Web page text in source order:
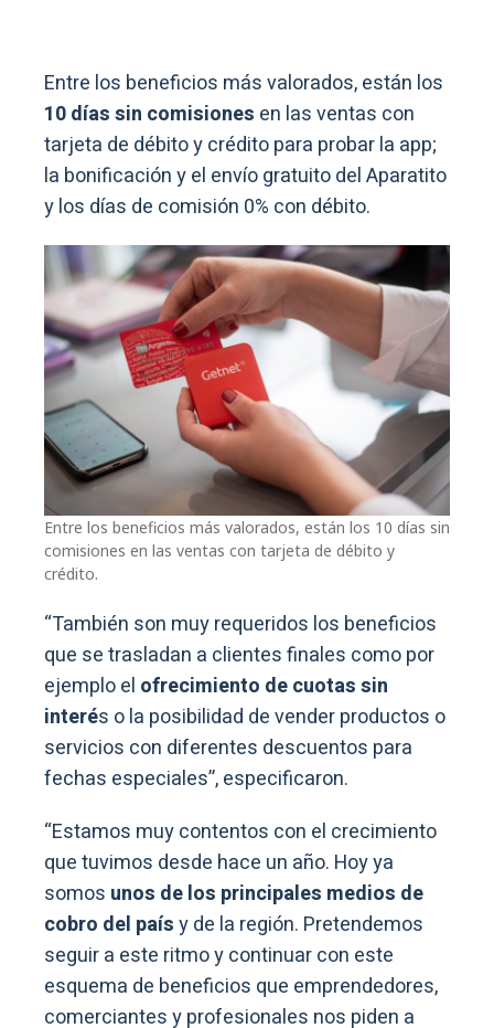
Entre los beneficios más valorados, están los
10 días sin comisiones en las ventas con
tarjeta de débito y crédito para probar la app;
la bonificación y el envío gratuito del Aparatito
y los días de comisión 0% con débito.
Entre los beneficios más valorados, están los 10 días sin
comisiones en las ventas con tarjeta de débito y
crédito.
“También son muy requeridos los beneficios
que se trasladan a clientes finales como por
ejemplo el ofrecimiento de cuotas sin
interés o la posibilidad de vender productos o
servicios con diferentes descuentos para
fechas especiales”, especificaron.
“Estamos muy contentos con el crecimiento
que tuvimos desde hace un año. Hoy ya
somos unos de los principales medios de
cobro del paísy de la región. Pretendemos
seguir a este ritmo y continuar con este
esquema de beneficios que emprendedores,
comerciantes y profesionales nos piden a